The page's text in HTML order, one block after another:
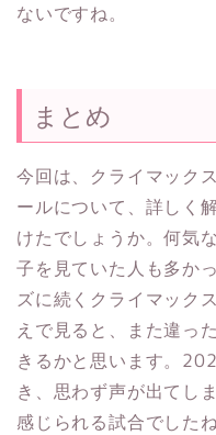
ないですね。
まとめ
今回は、クライマック
ールについて、詳しく
けたでしょうか。何気
子を見ていた人も多か
ズに続くクライマック
えで見ると、また違っ
きるかと思います。
き、思わず声が出てし
感じられる試合でした